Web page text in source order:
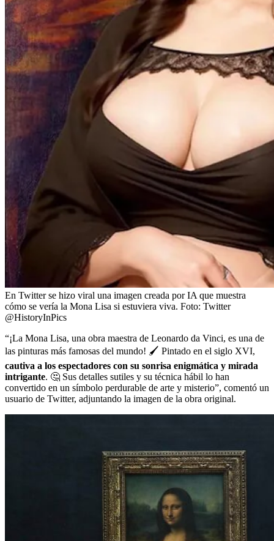
En Twitter se hizo viral una imagen creada por IA que muestra
cómo se vería la Mona Lisa si estuviera viva. Foto: Twitter
@HistoryInPics
“¡La Mona Lisa, una obra maestra de Leonardo da Vinci, es una de
las pinturas más famosas del mundo! 🖌️ Pintado en el siglo XVI,
cautiva a los espectadores con su sonrisa enigmática y mirada
intrigante. 🤔 Sus detalles sutiles y su técnica hábil lo han
convertido en un símbolo perdurable de arte y misterio”, comentó un
usuario de Twitter, adjuntando la imagen de la obra original.